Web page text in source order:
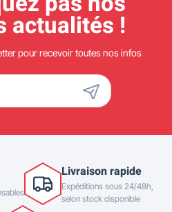
actualités !
pour recevoir toutes nos infos
Livraison rapide
Expéditions sous 24/48h,
selon stock disponible